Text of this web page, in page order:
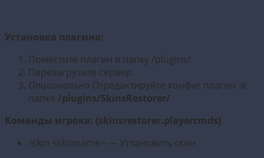
Установка плагина:
Поместите плагин в папку /plugins/
Перезагрузите сервер.
Опционально Отредактируйте конфиг плагин в
папке /plugins/SkinsRestorer/
Команды игрока: (skinsrestorer.playercmds)
/skin <skinname> — Установить скин